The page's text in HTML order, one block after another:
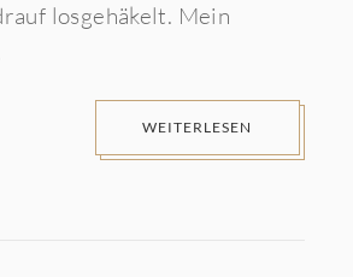
losgehäkelt. Mein
WEITERLESEN